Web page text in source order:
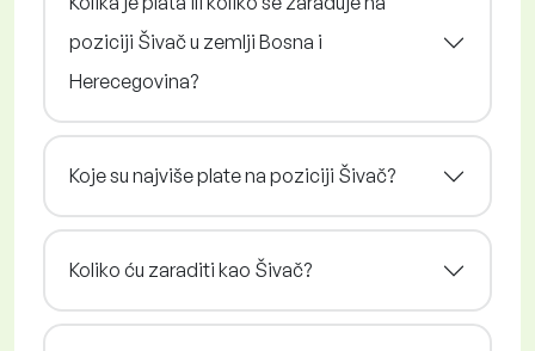
poziciji Šivač u zemlji Bosna i
Herecegovina?
Koje su najviše plate na poziciji Šivač?
Koliko ću zaraditi kao Šivač?